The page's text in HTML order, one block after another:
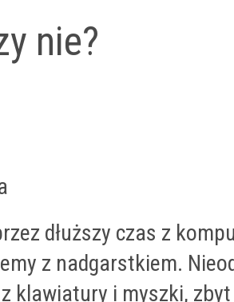
nie?
dłuższy czas z
z nadgarstkiem.
klawiatury i myszki,